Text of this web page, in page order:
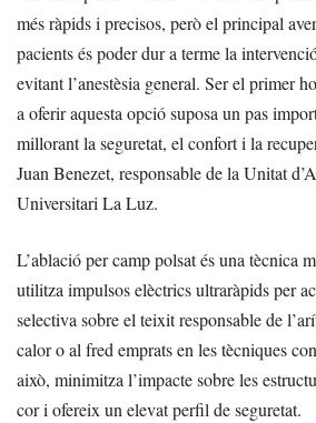
més ràpids i precisos, però el principal
pacients és poder dur a terme la
evitant l’anestèsia general. Ser el primer
a oferir aquesta opció suposa un pas
millorant la seguretat, el confort i la
Juan Benezet, responsable de la Unitat
Universitari La Luz.
L’ablació per camp polsat és una tècnica
utilitza impulsos elèctrics ultraràpids per
selectiva sobre el teixit responsable de
calor o al fred emprats en les tècniques
això, minimitza l’impacte sobre les
cor i ofereix un elevat perfil de seguretat.